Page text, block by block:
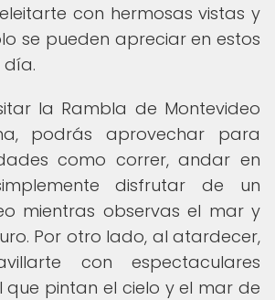
con hermosas vistas y
se pueden apreciar en estos
día.
la Rambla de Montevideo
podrás aprovechar para
como correr, andar en
disfrutar de un
mientras observas el mar y
Por otro lado, al atardecer,
con espectaculares
que pintan el cielo y el mar de